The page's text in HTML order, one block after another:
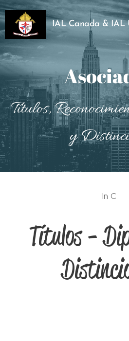
IAL Canada & IAL
Títulos,
y
In C
Títulos -